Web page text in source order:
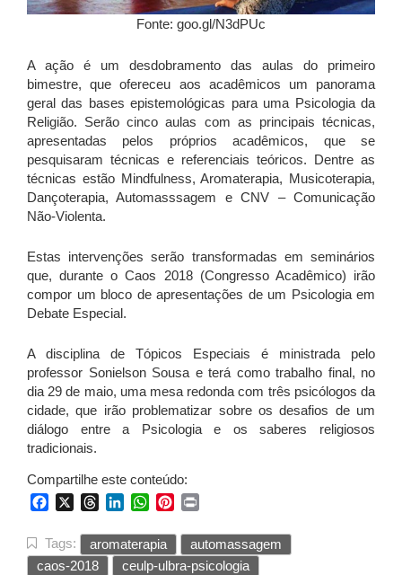
Fonte: goo.gl/N3dPUc
A ação é um desdobramento das aulas do primeiro
bimestre, que ofereceu aos acadêmicos um panorama
geral das bases epistemológicas para uma Psicologia da
Religião. Serão cinco aulas com as principais técnicas,
apresentadas pelos próprios acadêmicos, que se
pesquisaram técnicas e referenciais teóricos. Dentre as
técnicas estão Mindfulness, Aromaterapia, Musicoterapia,
Dançoterapia, Automasssagem e CNV – Comunicação
Não-Violenta.
Estas intervenções serão transformadas em seminários
que, durante o Caos 2018 (Congresso Acadêmico) irão
compor um bloco de apresentações de um Psicologia em
Debate Especial.
A disciplina de Tópicos Especiais é ministrada pelo
professor Sonielson Sousa e terá como trabalho final, no
dia 29 de maio, uma mesa redonda com três psicólogos da
cidade, que irão problematizar sobre os desafios de um
diálogo entre a Psicologia e os saberes religiosos
tradicionais.
Compartilhe este conteúdo:
FacebookThreadsLinkedInWhatsApp
Pinterest
Tags: aromaterapia
automassagem
caos-2018
ceulp-ulbra-psicologia